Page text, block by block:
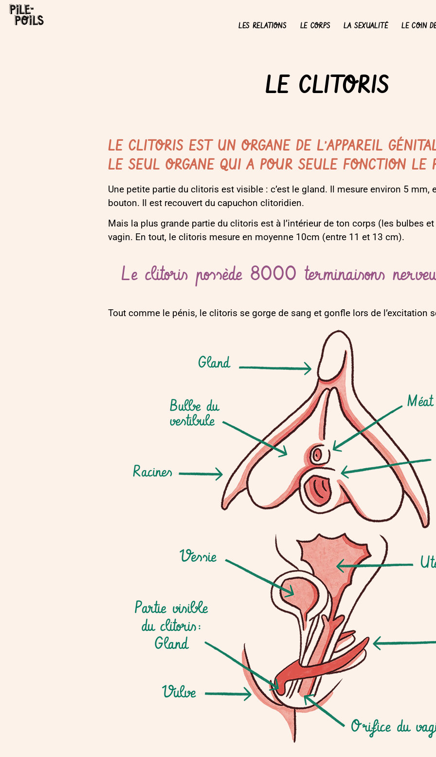
LES RELATIONS LE CORPS LA SEXUALITÉ LE COIN
LE CLITORIS
LE CLITORIS EST UN ORGANE DE L’APPAREIL
LE SEUL ORGANE QUI A POUR SEULE FONCTION LE
Une petite partie du clitoris est visible : c’est le gland. Il mesure environ 5 mm,
bouton. Il est recouvert du capuchon clitoridien.
Mais la plus grande partie du clitoris est à l’intérieur de ton corps (les bulbes
vagin. En tout, le clitoris mesure en moyenne 10cm (entre 11 et 13 cm).
Le clitoris possède 8000 terminaisons
Tout comme le pénis, le clitoris se gorge de sang et gonfle lors de l’excitation